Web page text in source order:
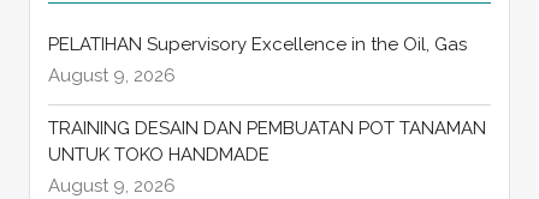
PELATIHAN Supervisory Excellence in the Oil, Gas
August 9, 2026
TRAINING DESAIN DAN PEMBUATAN POT TANAMAN
UNTUK TOKO HANDMADE
August 9, 2026